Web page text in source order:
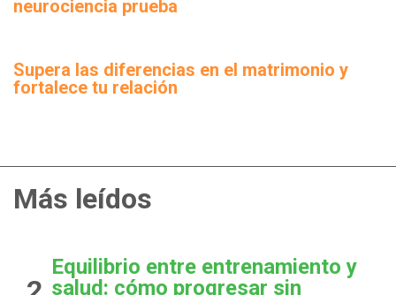
neurociencia prueba
Supera las diferencias en el matrimonio y
fortalece tu relación
Más leídos
Equilibrio entre entrenamiento y
salud: cómo progresar sin